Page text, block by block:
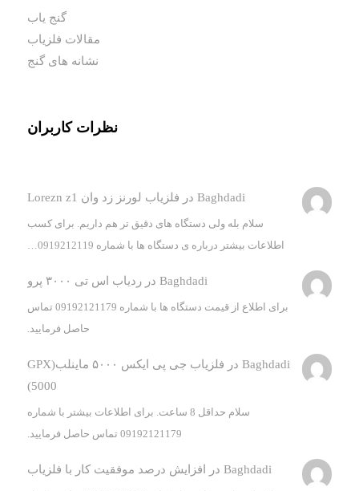
گنج یاب
مقالات فلزیاب
نشانه های گنج
نظرات کاربران
Baghdadi در فلزیاب لورنز زد وان Lorezn z1
سلام بله ولی دستگاه های دقیق تر هم داریم. برای کسب
اطلاعات بیشتر درباره ی دستگاه ها با شماره 0919212119…
Baghdadi درردیاب اس تی ۳۰۰۰ پرو
برای اطلاع از قیمت دستگاه ها با شماره 09192121179 تماس
حاصل فرمایید.
Baghdadi در
فلزیاب جی پی ایکس ۵۰۰۰ ماینلب(GPX
5000)
سلام حداقل 8 ساعت. برای اطلاعات بیشتر با شماره
09192121179 تماس حاصل فرمایید.
Baghdadi در افزایش درصد موفقیت کار با فلزیاب